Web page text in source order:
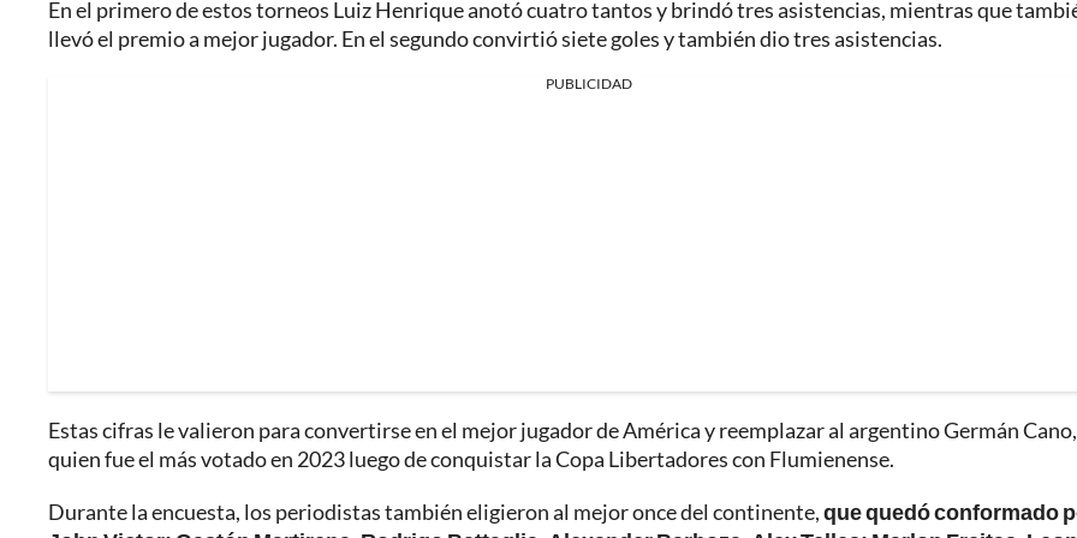
En el primero de estos torneos Luiz Henrique anotó cuatro tantos y brindó tres asistencias, mientras que
llevó el premio a mejor jugador. En el segundo convirtió siete goles y también dio tres asistencias.
PUBLICIDAD
Estas cifras le valieron para convertirse en el mejor jugador de América y reemplazar al argentino Germán Cano,
quien fue el más votado en 2023 luego de conquistar la Copa Libertadores con Flumienense.
Durante la encuesta, los periodistas también eligieron al mejor once del continente,que quedó conformado